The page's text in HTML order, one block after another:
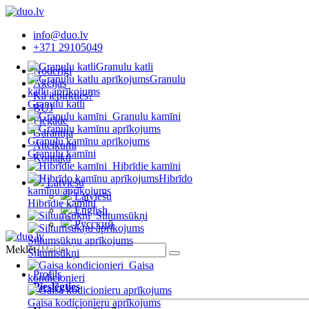
info@duo.lv
+371 29105049
Noderīgi
Akcijas
Kā iepirkties?
BUJ
Piegāde
Garantija
Atteikumi
Kontakti
Latviešu
Latviešu
English
Русский
Granulu katli
Granulu
katlu aprīkojums
Granulu katli
Granulu kamīni
Granulu kamīnu aprīkojums
Granulu kamīni
Hibrīdie kamīni
Hibrīdo
kamīnu aprīkojums
Hibrīdie kamīni
Siltumsūkņi
Siltumsūkņu aprīkojums
Siltumsūkņi
Gaisa
kondicionieri
Gaisa kodicionieru aprīkojums
Meklēt
Profils
Pieslēgties